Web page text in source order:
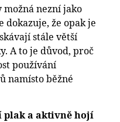
možná nezní jako
dokazuje, že opak je
stále větší
A to je důvod, proč
používání
namísto běžné
plak a aktivně hojí